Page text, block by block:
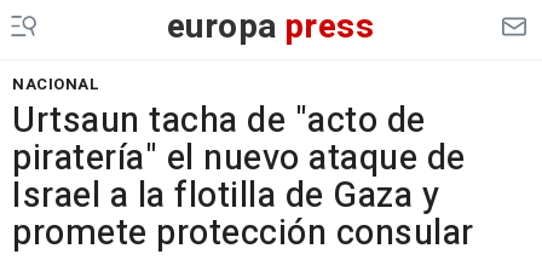
europa press
NACIONAL
Urtsaun tacha de "acto de
piratería" el nuevo ataque de
Israel a la flotilla de Gaza y
promete protección consular